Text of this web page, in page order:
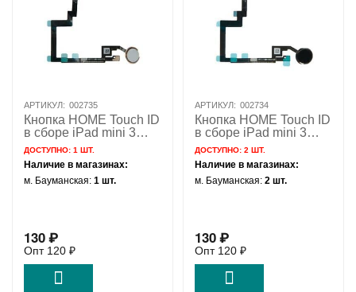
АРТИКУЛ: 002735
Кнопка HOME Touch ID
в сборе iPad mini 3
золото / 821-00085
821-00012
ДОСТУПНО:1 ШТ.
Наличие в магазинах:
м. Бауманская:1 шт.
130₽
Опт 120 ₽
АРТИКУЛ: 002734
Кнопка HOME Touch ID
в сборе iPad mini 3
черный / 821-00085
821-00012
ДОСТУПНО:2 ШТ.
Наличие в магазинах:
м. Бауманская:2 шт.
130₽
Опт 120 ₽